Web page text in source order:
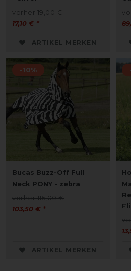
vorher 19,00 €
17,10 € *
ARTIKEL MERKEN
-10%
Bucas Buzz-Off Full
Neck PONY - zebra
vorher 115,00 €
103,50 € *
ARTIKEL MERKEN